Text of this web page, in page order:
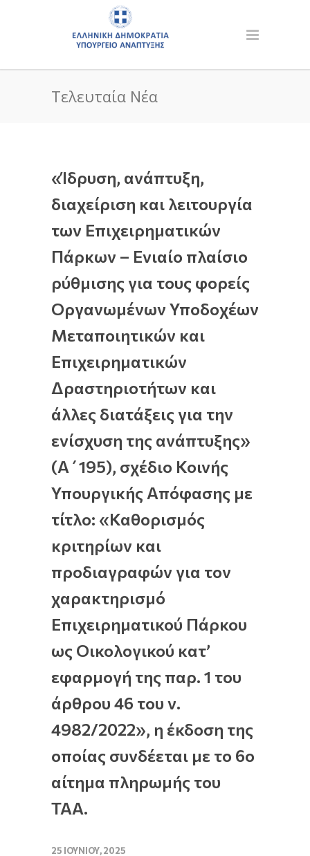
Τελευταία Νέα
«Ίδρυση, ανάπτυξη,
διαχείριση και λειτουργία
των Επιχειρηματικών
Πάρκων – Ενιαίο πλαίσιο
ρύθμισης για τους φορείς
Οργανωμένων Υποδοχέων
Μεταποιητικών και
Επιχειρηματικών
Δραστηριοτήτων και
άλλες διατάξεις για την
ενίσχυση της ανάπτυξης»
(Α΄195), σχέδιο Κοινής
Υπουργικής Απόφασης με
τίτλο: «Καθορισμός
κριτηρίων και
προδιαγραφών για τον
χαρακτηρισμό
Επιχειρηματικού Πάρκου
ως Οικολογικού κατ’
εφαρμογή της παρ. 1 του
άρθρου 46 του ν.
4982/2022», η έκδοση της
οποίας συνδέεται με το 6ο
αίτημα πληρωμής του
ΤΑΑ.
25 ΙΟΥΝΊΟΥ, 2025